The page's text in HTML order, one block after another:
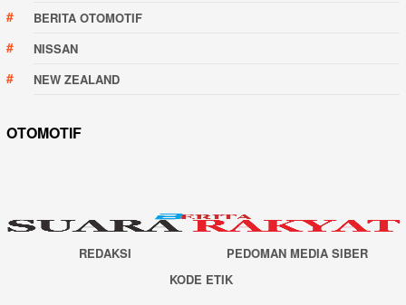
BERITA OTOMOTIF
NISSAN
NEW ZEALAND
OTOMOTIF
REDAKSI
PEDOMAN MEDIA SIBER
KODE ETIK